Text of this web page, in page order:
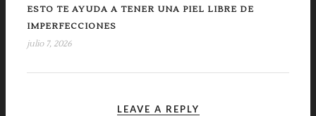
ESTO TE AYUDA A TENER UNA PIEL LIBRE DE
IMPERFECCIONES
julio 7, 2026
LEAVE A REPLY